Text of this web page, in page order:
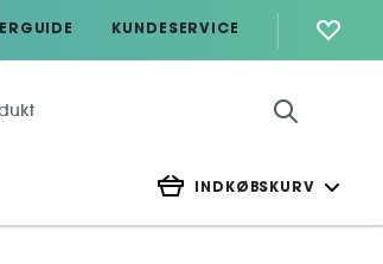
KUNDESERVICE
INDKØBSKURV